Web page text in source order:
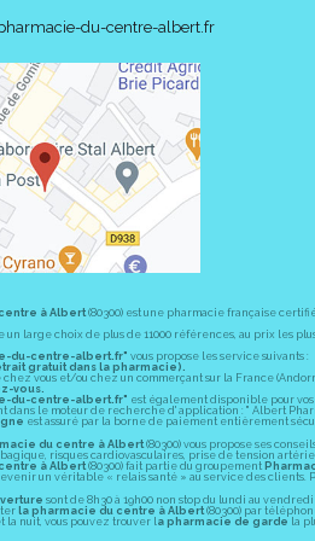
du-centre-albert.fr
à Albert(80300) est une pharmacie française
un large choix de plus de 11000 références, au prix les
du-centre-albert.fr" vous propose les service suivants :
gratuit dans la pharmacie).
chez vous et/ou chez un commerçant sur la France
vous.
du-centre-albert.fr" est également disponible pour vos
dans le moteur de recherche d' application : " Albert
est assuré par la borne de paiement entièrement
du centre à Albert(80300) vous propose ses
risques cardiovasculaires, prise de tension
à Albert(80300) fait partie du groupement
un véritable « relais santé » au service des clients.
sont de 8h30 à 19h00 non stop du lundi au
la pharmacie du centre à Albert(80300) par
la nuit, vous pouvez trouver la pharmacie de garde la